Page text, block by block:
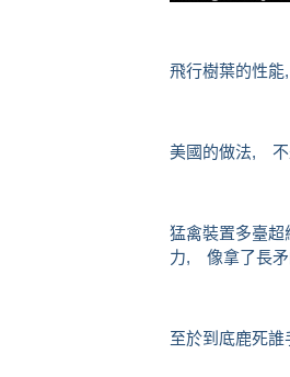
飛行樹葉的性
美國的做法,
猛禽裝置多臺
力, 像拿了長
至於到底鹿死